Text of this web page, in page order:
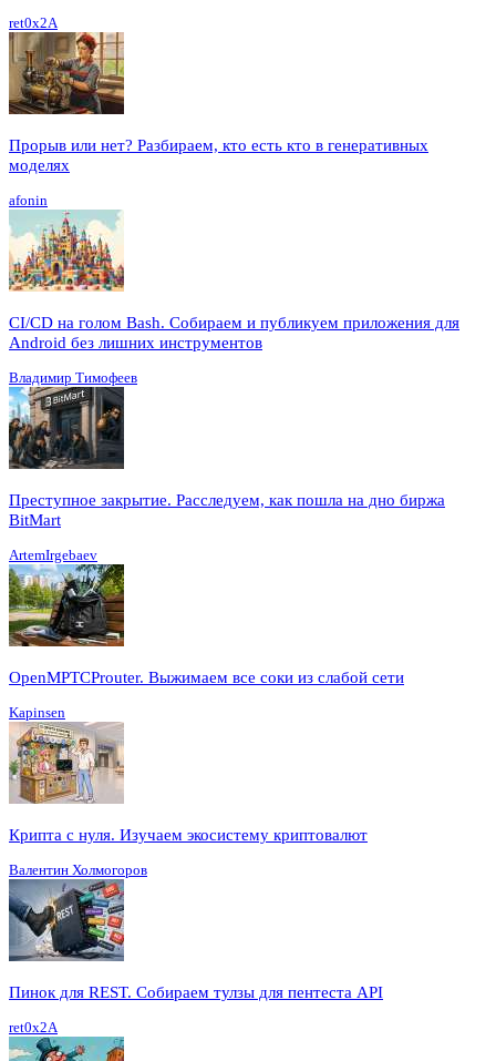
ret0x2A
Прорыв или нет? Разбираем, кто есть кто в генеративных
моделях
afonin
CI/CD на голом Bash. Собираем и публикуем приложения для
Android без лишних инструментов
Владимир Тимофеев
Преступное закрытие. Расследуем, как пошла на дно биржа
BitMart
ArtemIrgebaev
OpenMPTCProuter. Выжимаем все соки из слабой сети
Kapinsen
Крипта с нуля. Изучаем экосистему криптовалют
Валентин Холмогоров
Пинок для REST. Собираем тулзы для пентеста API
ret0x2A